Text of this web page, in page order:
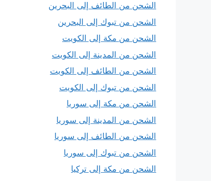
الشحن من الطائف إلى البحرين
الشحن من تبوك إلى البحرين
الشحن من مكة إلى الكويت
الشحن من المدينة إلى الكويت
الشحن من الطائف إلى الكويت
الشحن من تبوك إلى الكويت
الشحن من مكة إلى سوريا
الشحن من المدينة إلى سوريا
الشحن من الطائف إلى سوريا
الشحن من تبوك إلى سوريا
الشحن من مكة إلى تركيا